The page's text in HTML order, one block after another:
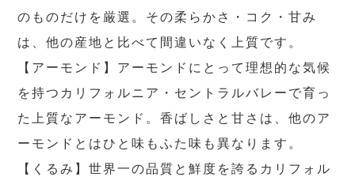
のものだけを厳選。その柔らかさ・コク・甘み
は、他の産地と比べて間違いなく上質です。
【アーモンド】アーモンドにとって理想的な気候
を持つカリフォルニア・セントラルバレーで育っ
た上質なアーモンド。香ばしさと甘さは、他のア
ーモンドとはひと味もふた味も異なります。
【くるみ】世界一の品質と鮮度を誇るカリフォル